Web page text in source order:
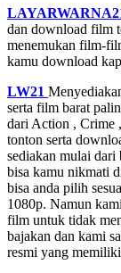
dan download film
menemukan film-
kamu download
LW21
serta film barat
dari Action , Crime
tonton serta
sediakan mulai
bisa kamu nikmati
bisa anda pilih
1080p. Namun
film untuk tidak
bajakan dan kami
resmi yang